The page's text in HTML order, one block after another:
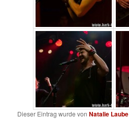
Dieser Eintrag wurde vonNatalie Laube